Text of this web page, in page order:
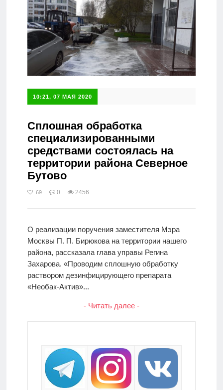
10:21, 07 МАЯ 2020
Сплошная обработка
специализированными
средствами состоялась на
территории района Северное
Бутово
69 0 2456
О реализации поручения заместителя Мэра
Москвы П. П. Бирюкова на территории нашего
района, рассказала глава управы Регина
Захарова. «Проводим сплошную обработку
раствором дезинфицирующего препарата
«Необак-Актив»...
- Читать далее -